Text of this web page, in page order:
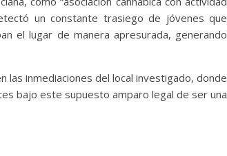
un constante trasiego de jóvenes que
el lugar de manera apresurada, generando
las inmediaciones del local investigado, donde
bajo este supuesto amparo legal de ser una